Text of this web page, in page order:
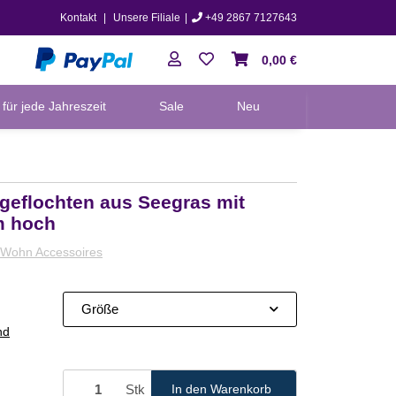
Kontakt Unsere Filiale +49 2867 7127643
0,00 €
für jede Jahreszeit Sale Neu
aus Seegras mit
hoch
Wohn Accessoires
Größe
Stk In den Warenkorb